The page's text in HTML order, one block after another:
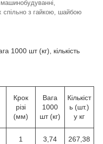
машинобудуванні,
спільно з гайкою, шайбою
1000 шт (кг), кількість
Крок
різі
(мм)
Вага
1000
шт (кг)
Кількіст
ь (шт.)
у кг
1 3,74 267,38